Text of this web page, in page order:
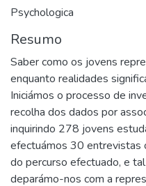
Psychologica
Resumo
Saber como os jovens
enquanto realidades
Iniciámos o processo de
recolha dos dados por
inquirindo 278 jovens
efectuámos 30 entrevistas
do percurso efectuado, e
deparámo-nos com a